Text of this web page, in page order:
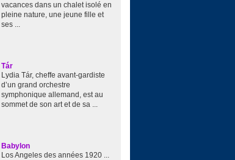
vacances dans un chalet isolé en
pleine nature, une jeune fille et
ses ...
Tár
Lydia Tár, cheffe avant-gardiste
d’un grand orchestre
symphonique allemand, est au
sommet de son art et de sa ...
Babylon
Los Angeles des années 1920 ...